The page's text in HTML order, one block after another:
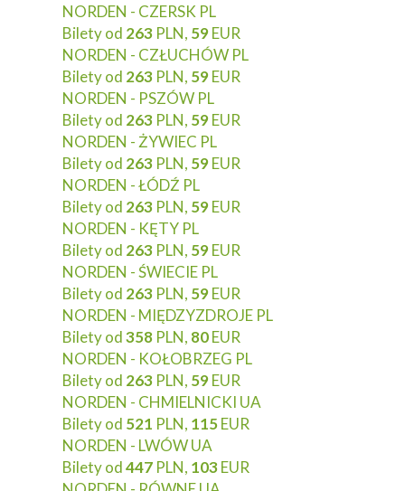
NORDEN - CZERSK PL
Bilety od 263 PLN, 59EUR
NORDEN - CZŁUCHÓW PL
Bilety od 263 PLN, 59EUR
NORDEN - PSZÓW PL
Bilety od 263 PLN, 59EUR
NORDEN - ŻYWIEC PL
Bilety od 263 PLN, 59EUR
NORDEN - ŁÓDŹ PL
Bilety od 263 PLN, 59EUR
NORDEN - KĘTY PL
Bilety od 263 PLN, 59EUR
NORDEN - ŚWIECIE PL
Bilety od 263 PLN, 59EUR
NORDEN - MIĘDZYZDROJE PL
Bilety od358 PLN, 80EUR
NORDEN - KOŁOBRZEG PL
Bilety od 263 PLN, 59EUR
NORDEN - CHMIELNICKI UA
Bilety od 521 PLN, 115EUR
NORDEN - LWÓW UA
Bilety od447 PLN, 103EUR